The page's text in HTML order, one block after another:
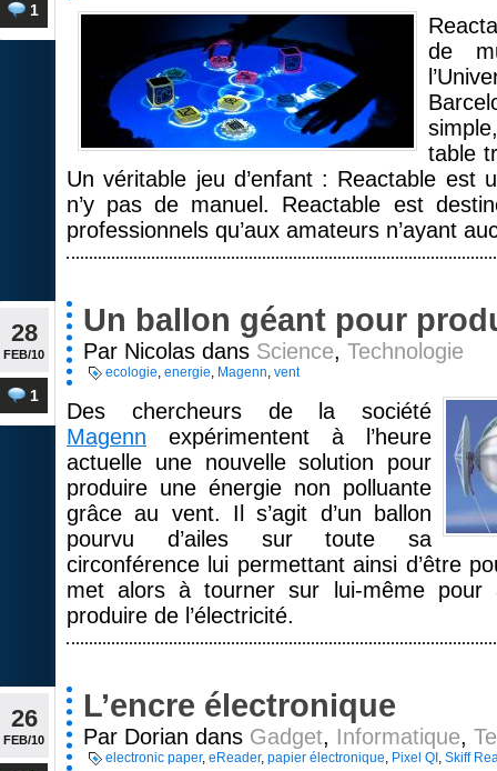
1
de
table
Un véritable jeu d’enfant : Reactable est
n’y pas de manuel. Reactable est
professionnels qu’aux amateurs n’ayant
Un ballon géant pour
28
FEB/10
1
Par Nicolas dans Science, Technologie
ecologie, energie, Magenn, vent
Des chercheurs de la société
Magenn expérimentent à l’heure
actuelle une nouvelle solution pour
produire une énergie non polluante
grâce au vent. Il s’agit d’un ballon
pourvu d’ailes sur toute sa
circonférence lui permettant ainsi d’être
met alors à tourner sur lui-même pour
produire de l’électricité.
L’encre électronique
26
FEB/10 Par Dorian dans Gadget, Informatique,
electronic paper, eReader, papier électronique, Pixel QI , Skiff